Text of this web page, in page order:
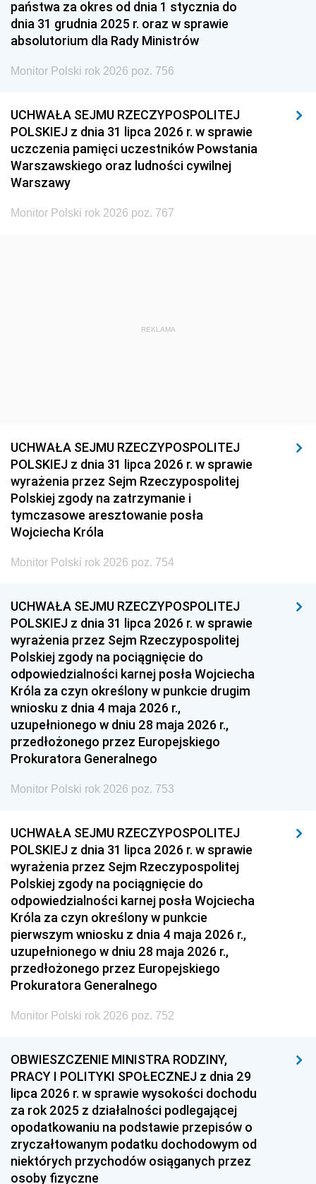
1948 1947 1946
1939 1938
państwa za okres od dnia 1 stycznia do
dnia 31 grudnia 2025 r. oraz w sprawie
absolutorium dla Rady Ministrów
Monitor Polski rok 2026 poz. 756
UCHWAŁA SEJMU RZECZYPOSPOLITEJ
POLSKIEJ z dnia 31 lipca 2026 r. w sprawie
uczczenia pamięci uczestników Powstania
Warszawskiego oraz ludności cywilnej
Warszawy
Monitor Polski rok 2026 poz. 767
REKLAMA
UCHWAŁA SEJMU RZECZYPOSPOLITEJ
POLSKIEJ z dnia 31 lipca 2026 r. w sprawie
wyrażenia przez Sejm Rzeczypospolitej
Polskiej zgody na zatrzymanie i
tymczasowe aresztowanie posła
Wojciecha Króla
Monitor Polski rok 2026 poz. 754
UCHWAŁA SEJMU RZECZYPOSPOLITEJ
POLSKIEJ z dnia 31 lipca 2026 r. w sprawie
wyrażenia przez Sejm Rzeczypospolitej
Polskiej zgody na pociągnięcie do
odpowiedzialności karnej posła Wojciecha
Króla za czyn określony w punkcie drugim
wniosku z dnia 4 maja 2026 r.,
uzupełnionego w dniu 28 maja 2026 r.,
przedłożonego przez Europejskiego
Prokuratora Generalnego
Monitor Polski rok 2026 poz. 753
UCHWAŁA SEJMU RZECZYPOSPOLITEJ
POLSKIEJ z dnia 31 lipca 2026 r. w sprawie
wyrażenia przez Sejm Rzeczypospolitej
Polskiej zgody na pociągnięcie do
odpowiedzialności karnej posła Wojciecha
Króla za czyn określony w punkcie
pierwszym wniosku z dnia 4 maja 2026 r.,
uzupełnionego w dniu 28 maja 2026 r.,
przedłożonego przez Europejskiego
Prokuratora Generalnego
Monitor Polski rok 2026 poz. 752
OBWIESZCZENIE MINISTRA RODZINY,
PRACY I POLITYKI SPOŁECZNEJ z dnia 29
lipca 2026 r. w sprawie wysokości dochodu
za rok 2025 z działalności podlegającej
opodatkowaniu na podstawie przepisów o
zryczałtowanym podatku dochodowym od
niektórych przychodów osiąganych przez
osoby fizyczne